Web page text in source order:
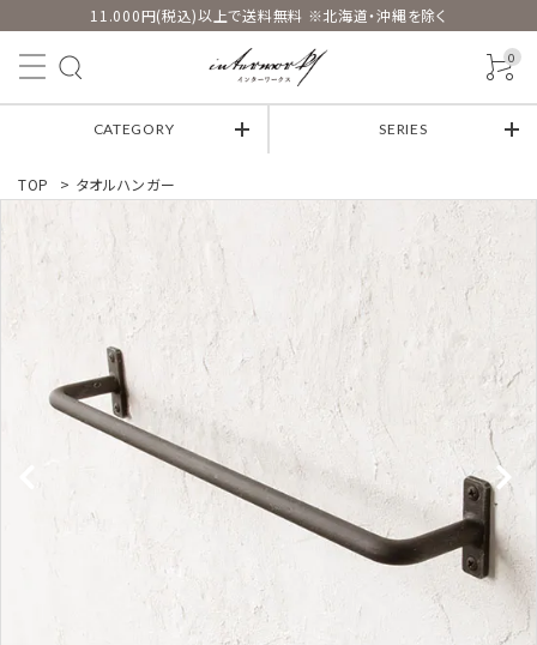
11.000円(税込)以上で送料無料 ※北海道・沖縄を除く
0
CATEGORY SERIES
TOP > タオルハンガー